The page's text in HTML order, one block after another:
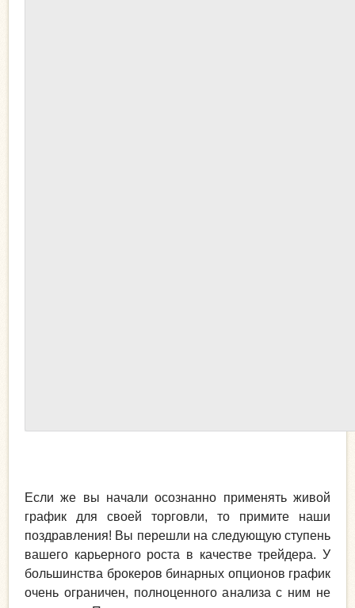
Если же вы начали осознанно применять живой
график для своей торговли, то примите наши
поздравления! Вы перешли на следующую ступень
вашего карьерного роста в качестве трейдера. У
большинства брокеров бинарных опционов график
очень ограничен, полноценного анализа с ним не